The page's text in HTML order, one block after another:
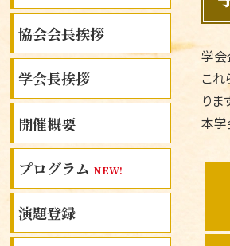
学会
こ
りま
本学
協会会長挨拶
学会長挨拶
開催概要
プログラム NEW!
演題登録